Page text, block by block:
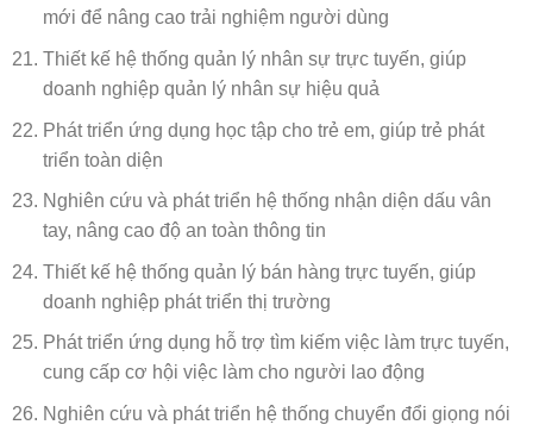
mới để nâng cao trải nghiệm người dùng
Thiết kế hệ thống quản lý nhân sự trực tuyến, giúp
doanh nghiệp quản lý nhân sự hiệu quả
Phát triển ứng dụng học tập cho trẻ em, giúp trẻ phát
triển toàn diện
Nghiên cứu và phát triển hệ thống nhận diện dấu vân
tay, nâng cao độ an toàn thông tin
Thiết kế hệ thống quản lý bán hàng trực tuyến, giúp
doanh nghiệp phát triển thị trường
Phát triển ứng dụng hỗ trợ tìm kiếm việc làm trực tuyến,
cung cấp cơ hội việc làm cho người lao động
Nghiên cứu và phát triển hệ thống chuyển đổi giọng nói